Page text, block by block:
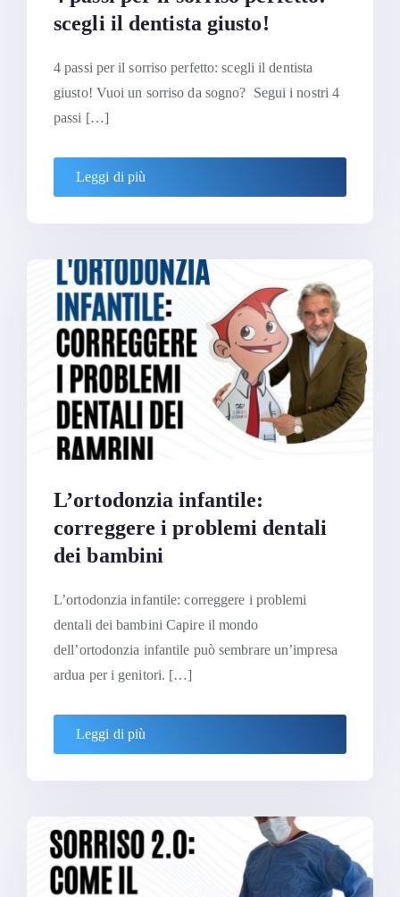
scegli il dentista giusto!
4 passi per il sorriso perfetto: scegli il dentista
giusto! Vuoi un sorriso da sogno? Segui i nostri 4
passi […]
Leggi di più
L’ortodonzia infantile:
correggere i problemi dentali
dei bambini
L’ortodonzia infantile: correggere i problemi
dentali dei bambini Capire il mondo
dell’ortodonzia infantile può sembrare un’impresa
ardua per i genitori. […]
Leggi di più